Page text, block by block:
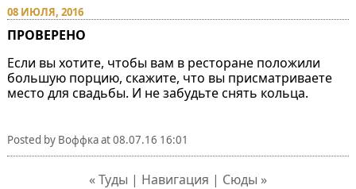
08 ИЮЛЯ, 2016
ПРОВЕРЕНО
Если вы хотите, чтобы вам в ресторане положили
большую порцию, скажите, что вы присматриваете
место для свадьбы. И не забудьте снять кольца.
Posted by Воффкаat08.07.16 16:01
« Туды | Навигация | Сюды »